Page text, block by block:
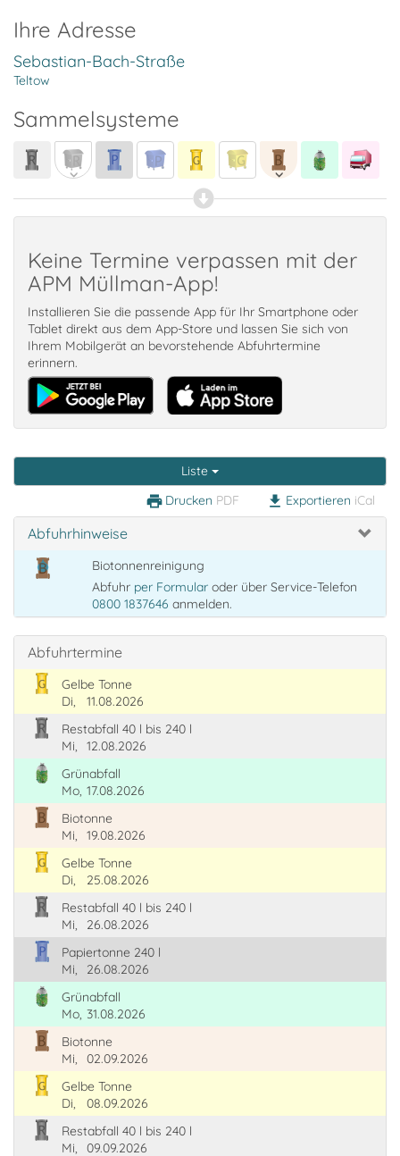
Ihre Adresse
Sebastian-Bach-Straße
Teltow
Sammelsysteme
Keine Termine verpassen mit der
APM Müllman-App!
Installieren Sie die passende App für Ihr Smartphone oder
Tablet direkt aus dem App-Store und lassen Sie sich von
Ihrem Mobilgerät an bevorstehende Abfuhrtermine
erinnern.
Liste
print Drucken PDF download Exportieren iCal
Abfuhrhinweise
Biotonnenreinigung
Abfuhr per Formular oder über Service-Telefon
0800 1837646 anmelden.
Abfuhrtermine
Gelbe Tonne
Di,
11.08.2026
Restabfall 40 l bis 240 l
Mi,
12.08.2026
Grünabfall
Mo, 17.08.2026
Biotonne
Mi,
19.08.2026
Gelbe Tonne
Di,
25.08.2026
Restabfall 40 l bis 240 l
Mi,
26.08.2026
Papiertonne 240 l
Mi,
26.08.2026
Grünabfall
Mo, 31.08.2026
Biotonne
Mi,
02.09.2026
Gelbe Tonne
Di,
08.09.2026
Restabfall 40 l bis 240 l
Mi,
09.09.2026